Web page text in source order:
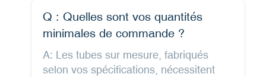
Q : Quelles sont vos quantités
minimales de commande ?
A: Les tubes sur mesure, fabriqués
selon vos spécifications, nécessitent